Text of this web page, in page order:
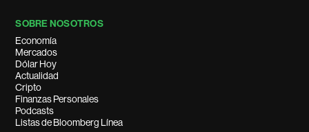
SOBRE NOSOTROS
Economía
Mercados
Dólar Hoy
Actualidad
Cripto
Finanzas Personales
Podcasts
Listas de Bloomberg Línea